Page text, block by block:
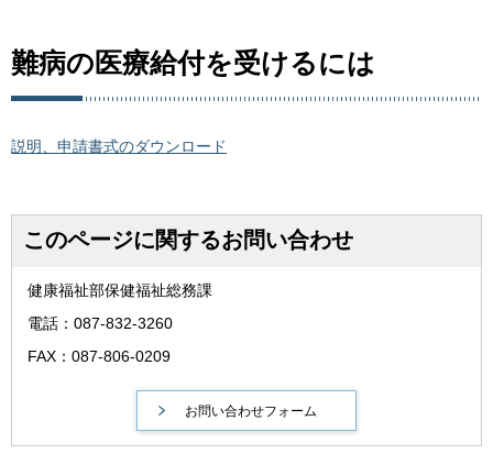
難病の医療給付を受けるには
説明、申請書式のダウンロード
このページに関するお問い合わせ
健康福祉部保健福祉総務課
電話：087-832-3260
FAX：087-806-0209